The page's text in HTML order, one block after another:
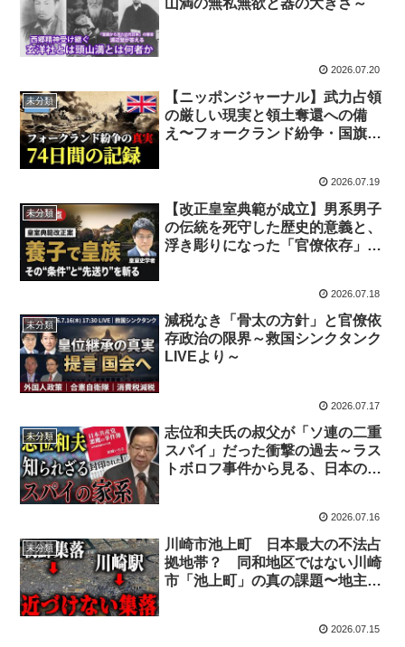
山満の無私無欲と器の大きさ～
2026.07.20
未分類
【ニッポンジャーナル】武力占領
の厳しい現実と領土奪還への備
え〜フォークランド紛争・国旗損
2026.07.19
未分類
【改正皇室典範が成立】男系男子
の伝統を死守した歴史的意義と、
浮き彫りになった「官僚依存」の
2026.07.18
未分類
減税なき「骨太の方針」と官僚依
存政治の限界～救国シンクタンク
LIVEより～
2026.07.17
未分類
志位和夫氏の叔父が「ソ連の二重
スパイ」だった衝撃の過去～ラス
トボロフ事件から見る、日本の安
2026.07.16
未分類
川崎市池上町 日本最大の不法占
拠地帯？ 同和地区ではない川崎
市「池上町」の真の課題〜地主
2026.07.15